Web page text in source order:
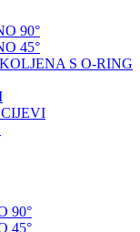
90°
45°
S O-RING
90°
45°